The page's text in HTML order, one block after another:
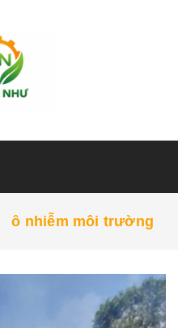
ô nhiễm môi trường